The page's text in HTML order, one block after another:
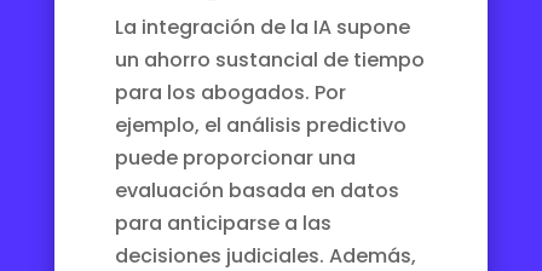
La integración de la IA supone
un ahorro sustancial de tiempo
para los abogados. Por
ejemplo, el análisis predictivo
puede proporcionar una
evaluación basada en datos
para anticiparse a las
decisiones judiciales. Además,